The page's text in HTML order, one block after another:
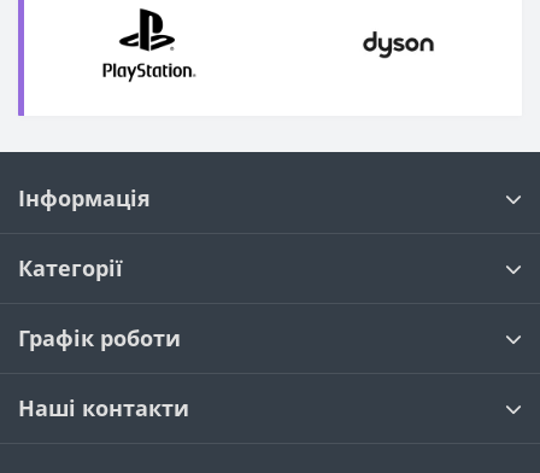
Інформація
Категорії
Графік роботи
Наші контакти